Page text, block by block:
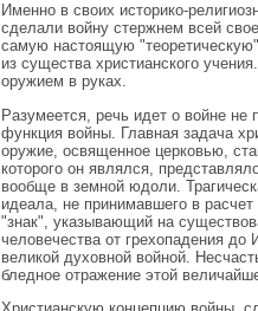
Именно в своих историко-
сделали войну стержнем всей
самую настоящую
из существа христианского
оружием в руках.
Разумеется, речь идет о войне не
функция войны. Главная задача
оружие, освященное церковью,
которого он являлся,
вообще в земной юдоли.
идеала, не принимавшего в
"знак", указывающий на
человечества от грехопадения до
великой духовной войной.
бледное отражение этой